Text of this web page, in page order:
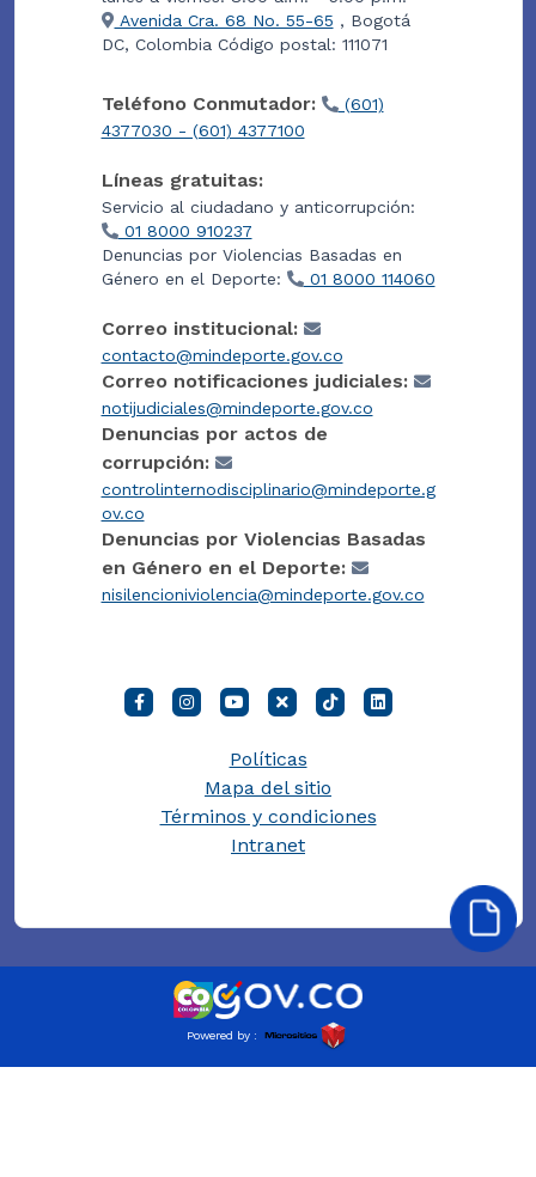
Avenida Cra. 68 No. 55-65 , Bogotá
DC, Colombia Código postal: 111071
Teléfono Conmutador:
(601)
4377030 - (601) 4377100
Líneas gratuitas:
Servicio al ciudadano y anticorrupción:
01 8000 910237
Denuncias por Violencias Basadas en
Género en el Deporte:
01 8000 114060
Correo institucional:
contacto@mindeporte.gov.co
Correo notificaciones judiciales:
notijudiciales@mindeporte.gov.co
Denuncias por actos de
corrupción:
controlinternodisciplinario@mindeporte.g
ov.co
Denuncias por Violencias Basadas
en Género en el Deporte:
nisilencioniviolencia@mindeporte.gov.co
Políticas
Mapa del sitio
Términos y condiciones
Intranet
Powered by :